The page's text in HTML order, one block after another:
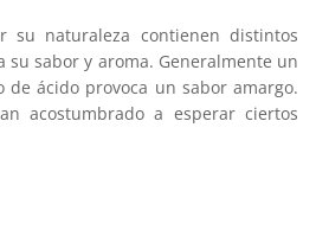
su naturaleza contienen distintos
su sabor y aroma. Generalmente un
ácido provoca un sabor amargo.
acostumbrado a esperar ciertos